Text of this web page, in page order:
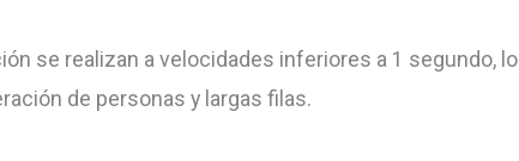
se realizan a velocidades inferiores a 1 segundo, lo
de personas y largas filas.